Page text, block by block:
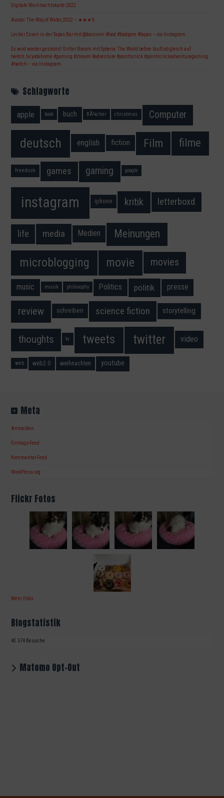
Digitale Weihnachtskarte 2022
Avatar: The Way of Water, 2022 – ★★★½
Lecker Essen in der Tapas Bar mit @dancorni #food #foodporn #tapas – via Instagram
Es wird wieder geströmt! Dritter Stream mit Syberia: The World before läuft ab gleich auf
twitch.tv/yodahome #gaming #stream #adventure #pointnclick #pointnclickadventuregaming
#twitch – via Instagram
Schlagworte
apple book buch BÃ¼cher christmas Computer
deutsch english fiction Film filme
freedom games gaming google
instagram iphone kritik letterboxd
life media Medien Meinungen
microblogging movie movies
music musik philosophy Politics politik presse
review schreiben science fiction storytelling
thoughts tv tweets twitter video
web web2.0 weihnachten youtube
Meta
Anmelden
Eintrags-Feed
Kommentar-Feed
WordPress.org
Flickr Fotos
Mehr Fotos
Blogstatistik
40.574 Besuche
Matomo Opt-Out